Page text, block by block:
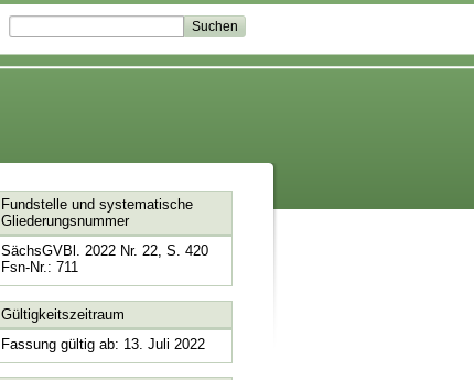
Fundstelle und systematische
Gliederungsnummer
SächsGVBl. 2022 Nr. 22, S. 420
Fsn-Nr.: 711
Gültigkeitszeitraum
Fassung gültig ab: 13. Juli 2022